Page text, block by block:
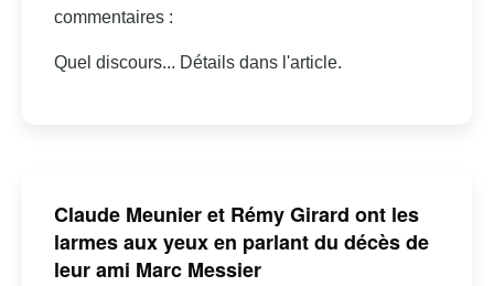
commentaires :
Quel discours... Détails dans l'article.
Claude Meunier et Rémy Girard ont les
larmes aux yeux en parlant du décès de
leur ami Marc Messier